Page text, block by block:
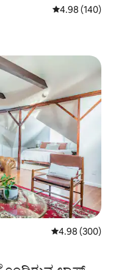
5 ರಲ್ಲಿ 4.98
4.98 (140)
5 ರಲ್ಲಿ 4.98
4.98 (300)